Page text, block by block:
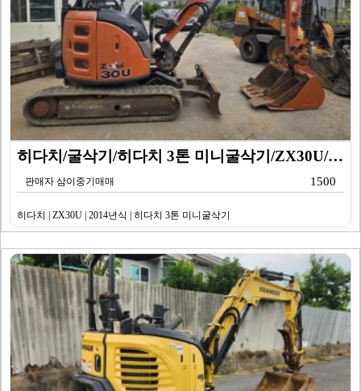
히다치/굴삭기/히다치 3톤 미니굴삭기/ZX30U/201…
판매자 삼이중기매매 1500
히다치 | ZX30U | 2014년식 | 히다치 3톤 미니굴삭기